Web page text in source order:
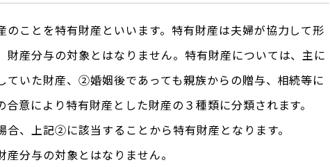
のことを特有財産といいます。特有財産は夫婦が協力して形
財産分与の対象とはなりません。特有財産については、主に
いた財産、②婚姻後であっても親族からの贈与、相続等に
意により特有財産とした財産の３種類に分類されます。
、上記②に該当することから特有財産となります。
分与の対象とはなりません。